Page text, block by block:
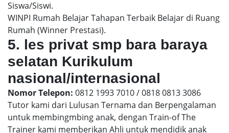
Siswa/Siswi.
WINPI Rumah Belajar Tahapan Terbaik Belajar di Ruang
Rumah (Winner Prestasi).
5. les privat smp bara baraya
selatan Kurikulum
nasional/internasional
Nomor Telepon: 0812 1993 7010 / 0818 0813 3086
Tutor kami dari Lulusan Ternama dan Berpengalaman
untuk membingmbing anak, dengan Train-of The
Trainer kami memberikan Ahli untuk mendidik anak